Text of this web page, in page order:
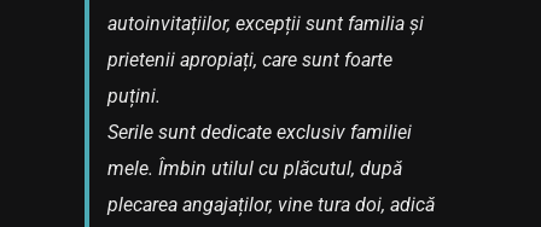
autoinvitațiilor, excepții sunt familia și
prietenii apropiați, care sunt foarte
puțini.
Serile sunt dedicate exclusiv familiei
mele. Îmbin utilul cu plăcutul, după
plecarea angajaților, vine tura doi, adică